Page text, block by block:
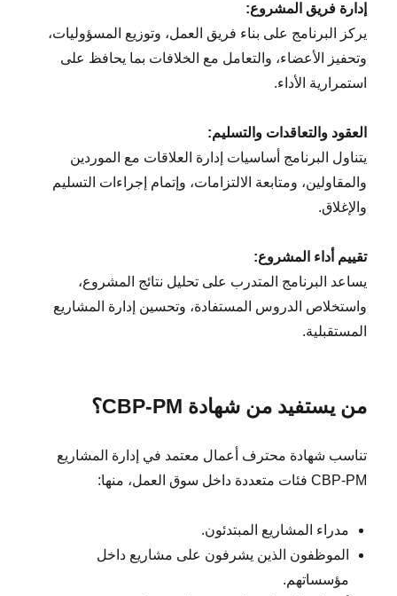
إدارة فريق المشروع:
يركز البرنامج على بناء فريق العمل، وتوزيع المسؤوليات،
وتحفيز الأعضاء، والتعامل مع الخلافات بما يحافظ على
استمرارية الأداء.
العقود والتعاقدات والتسليم:
يتناول البرنامج أساسيات إدارة العلاقات مع الموردين
والمقاولين، ومتابعة الالتزامات، وإتمام إجراءات التسليم
والإغلاق.
تقييم أداء المشروع:
يساعد البرنامج المتدرب على تحليل نتائج المشروع،
واستخلاص الدروس المستفادة، وتحسين إدارة المشاريع
المستقبلية.
من يستفيد من شهادة CBP-PM؟
تناسب شهادة محترف أعمال معتمد في إدارة المشاريع
CBP-PM فئات متعددة داخل سوق العمل، منها:
مدراء المشاريع المبتدئون.
الموظفون الذين يشرفون على مشاريع داخل
مؤسساتهم.